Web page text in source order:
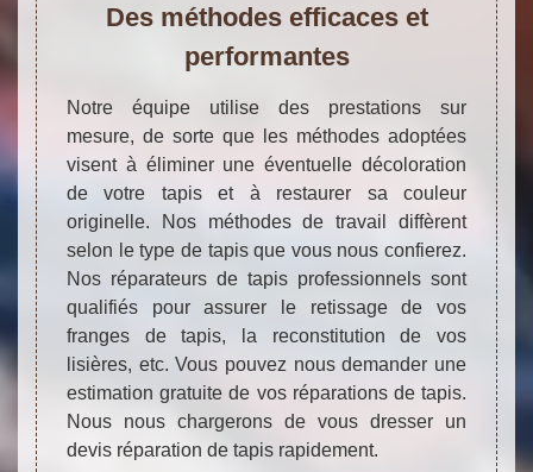
Des méthodes efficaces et
performantes
Notre équipe utilise des prestations sur
mesure, de sorte que les méthodes adoptées
visent à éliminer une éventuelle décoloration
de votre tapis et à restaurer sa couleur
originelle. Nos méthodes de travail diffèrent
selon le type de tapis que vous nous confierez.
Nos réparateurs de tapis professionnels sont
qualifiés pour assurer le retissage de vos
franges de tapis, la reconstitution de vos
lisières, etc. Vous pouvez nous demander une
estimation gratuite de vos réparations de tapis.
Nous nous chargerons de vous dresser un
devis réparation de tapis rapidement.